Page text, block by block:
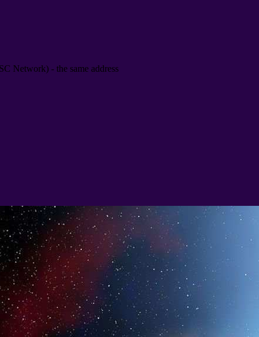
Network) - the same address